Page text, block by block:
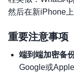
然后在新iPhone
重要注意事项
端到端加密备
Google或